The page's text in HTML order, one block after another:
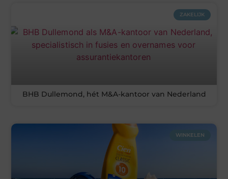
ZAKELIJK
BHB Dullemond, hét M&A-kantoor van Nederland
WINKELEN